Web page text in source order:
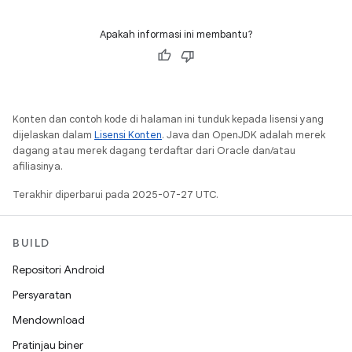
Apakah informasi ini membantu?
Konten dan contoh kode di halaman ini tunduk kepada lisensi yang
dijelaskan dalam Lisensi Konten. Java dan OpenJDK adalah merek
dagang atau merek dagang terdaftar dari Oracle dan/atau
afiliasinya.
Terakhir diperbarui pada 2025-07-27 UTC.
BUILD
Repositori Android
Persyaratan
Mendownload
Pratinjau biner